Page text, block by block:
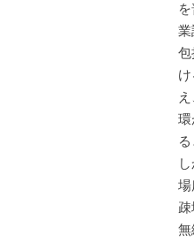
業
包
環
場
無